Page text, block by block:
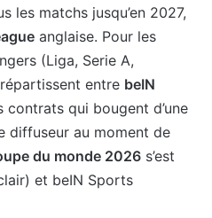
les matchs jusqu’en 2027,
anglaise. Pour les
(Liga, Serie A,
entre beIN
contrats qui bougent d’une
diffuseur au moment de
du monde 2026 s’est
et beIN Sports